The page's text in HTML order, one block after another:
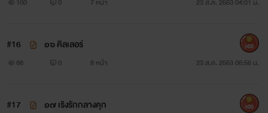
#16 ๑๖ คิลเลอร์
88 0 8 หน้า 23 ส.ค. 2563 06:56 น.
900
#17 ๑๗ เริงรักกลางคุก 900